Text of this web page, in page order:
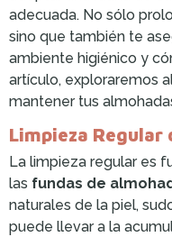
adecuada. No sólo
sino que también te
ambiente higiénico y
artículo, exploraremos
mantener tus
Limpieza Regular
La limpieza regular es
las fundas de
naturales de la piel,
puede llevar a la